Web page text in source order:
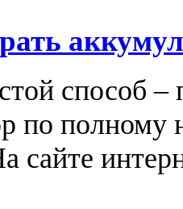
способ –
по
сайте